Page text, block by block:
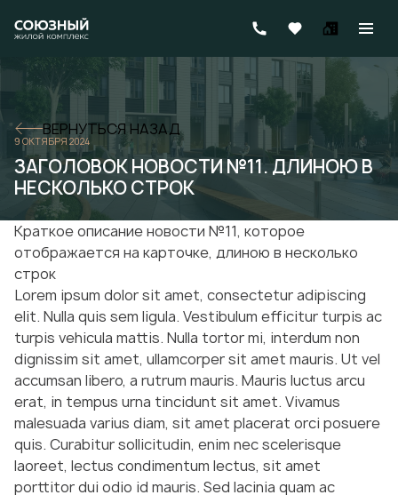
ВЕРНУТЬСЯ НАЗАД
9 ОКТЯБРЯ 2024
ЗАГОЛОВОК НОВОСТИ №11. ДЛИНОЮ В
НЕСКОЛЬКО СТРОК
Краткое описание новости №11, которое
отображается на карточке, длиною в несколько
строк
Lorem ipsum dolor sit amet, consectetur adipiscing
elit. Nulla quis sem ligula. Vestibulum efficitur turpis ac
turpis vehicula mattis. Nulla tortor mi, interdum non
dignissim sit amet, ullamcorper sit amet mauris. Ut vel
accumsan libero, a rutrum mauris. Mauris luctus arcu
erat, in tempus urna tincidunt sit amet. Vivamus
malesuada varius diam, sit amet placerat orci posuere
quis. Curabitur sollicitudin, enim nec scelerisque
laoreet, lectus condimentum lectus, sit amet
porttitor dui odio id mauris. Sed lacinia quam ac